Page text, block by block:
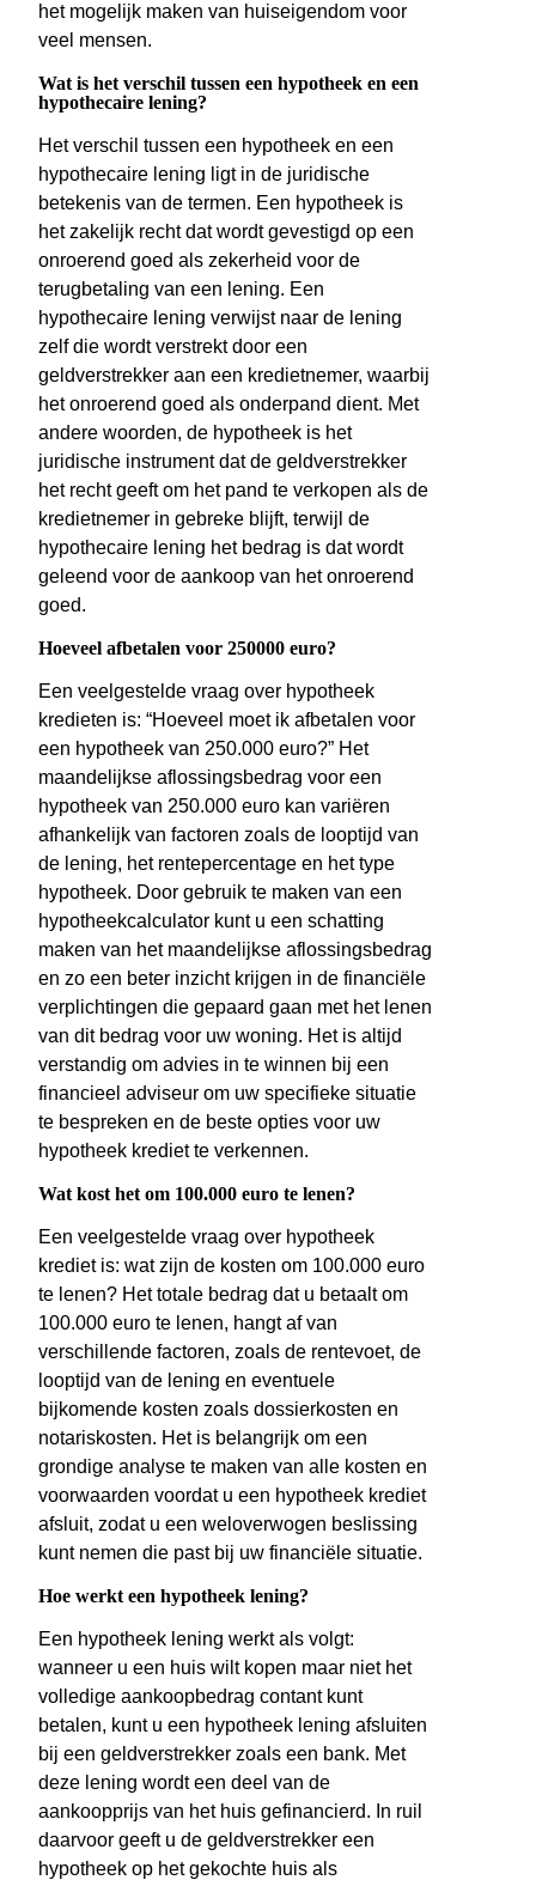
het mogelijk maken van huiseigendom voor
veel mensen.
Wat is het verschil tussen een hypotheek en een
hypothecaire lening?
Het verschil tussen een hypotheek en een
hypothecaire lening ligt in de juridische
betekenis van de termen. Een hypotheek is
het zakelijk recht dat wordt gevestigd op een
onroerend goed als zekerheid voor de
terugbetaling van een lening. Een
hypothecaire lening verwijst naar de lening
zelf die wordt verstrekt door een
geldverstrekker aan een kredietnemer, waarbij
het onroerend goed als onderpand dient. Met
andere woorden, de hypotheek is het
juridische instrument dat de geldverstrekker
het recht geeft om het pand te verkopen als de
kredietnemer in gebreke blijft, terwijl de
hypothecaire lening het bedrag is dat wordt
geleend voor de aankoop van het onroerend
goed.
Hoeveel afbetalen voor 250000 euro?
Een veelgestelde vraag over hypotheek
kredieten is: “Hoeveel moet ik afbetalen voor
een hypotheek van 250.000 euro?” Het
maandelijkse aflossingsbedrag voor een
hypotheek van 250.000 euro kan variëren
afhankelijk van factoren zoals de looptijd van
de lening, het rentepercentage en het type
hypotheek. Door gebruik te maken van een
hypotheekcalculator kunt u een schatting
maken van het maandelijkse aflossingsbedrag
en zo een beter inzicht krijgen in de financiële
verplichtingen die gepaard gaan met het lenen
van dit bedrag voor uw woning. Het is altijd
verstandig om advies in te winnen bij een
financieel adviseur om uw specifieke situatie
te bespreken en de beste opties voor uw
hypotheek krediet te verkennen.
Wat kost het om 100.000 euro te lenen?
Een veelgestelde vraag over hypotheek
krediet is: wat zijn de kosten om 100.000 euro
te lenen? Het totale bedrag dat u betaalt om
100.000 euro te lenen, hangt af van
verschillende factoren, zoals de rentevoet, de
looptijd van de lening en eventuele
bijkomende kosten zoals dossierkosten en
notariskosten. Het is belangrijk om een
grondige analyse te maken van alle kosten en
voorwaarden voordat u een hypotheek krediet
afsluit, zodat u een weloverwogen beslissing
kunt nemen die past bij uw financiële situatie.
Hoe werkt een hypotheek lening?
Een hypotheek lening werkt als volgt:
wanneer u een huis wilt kopen maar niet het
volledige aankoopbedrag contant kunt
betalen, kunt u een hypotheek lening afsluiten
bij een geldverstrekker zoals een bank. Met
deze lening wordt een deel van de
aankoopprijs van het huis gefinancierd. In ruil
daarvoor geeft u de geldverstrekker een
hypotheek op het gekochte huis als